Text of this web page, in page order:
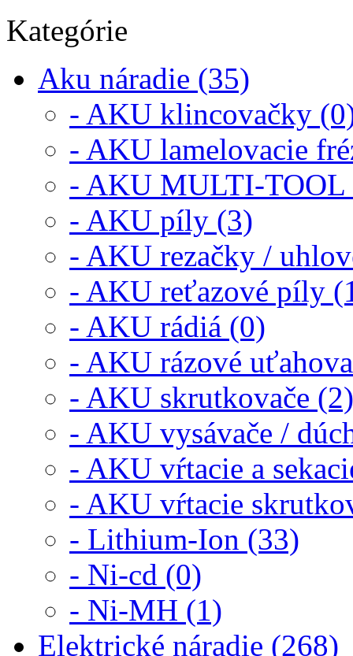
Kategórie
Aku náradie (35)
- AKU klincovačky
- AKU lamelovacie
- AKU MULTI-TOOL
- AKU píly (3)
- AKU rezačky /
- AKU reťazové píly
- AKU rádiá (0)
- AKU rázové
- AKU skrutkovače (2)
- AKU vysávače /
- AKU vŕtacie a
- AKU vŕtacie
- Lithium-Ion (33)
- Ni-cd (0)
- Ni-MH (1)
Elektrické náradie (268)